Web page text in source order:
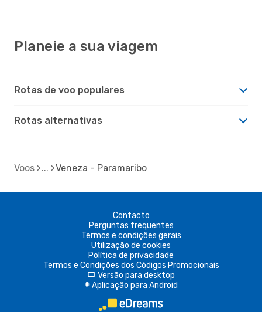
Planeie a sua viagem
Rotas de voo populares
Rotas alternativas
Voos Veneza - Paramaribo
Contacto
Perguntas frequentes
Termos e condições gerais
Utilização de cookies
Política de privacidade
Termos e Condições dos Códigos Promocionais
d Versão para desktop
A Aplicação para Android